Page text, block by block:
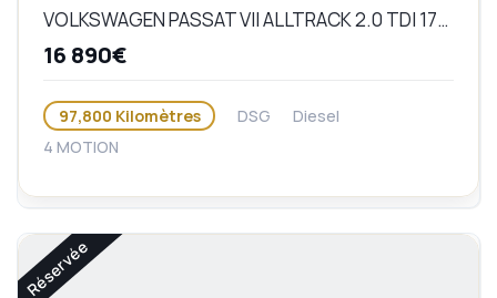
VOLKSWAGEN PASSAT VII ALLTRACK 2.0 TDI 170 BLUEMOTION TECHNOLOGY 4MOTION DSG6
16 890€
97,800 Kilomètres DSG
Diesel
4 MOTION
Réservée